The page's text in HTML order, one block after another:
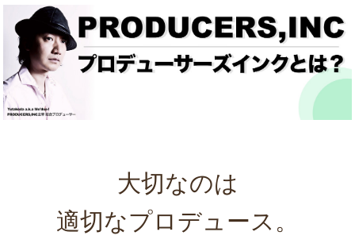
大切なのは
適切なプロデュース。